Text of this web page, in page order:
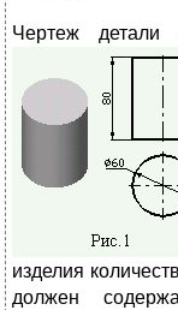
Чертеж детали
изделия
должен